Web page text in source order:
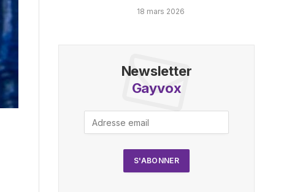
18 mars 2026
Newsletter
Gayvox